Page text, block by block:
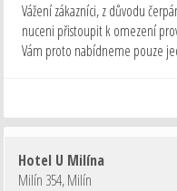
Vážení zákazníci, z důvodu
nuceni přistoupit k omezení
Vám proto nabídneme pouze
Hotel U Milína
Milín 354,Milín